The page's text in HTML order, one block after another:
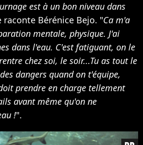
est à un bon niveau dans
raconte Bérénice Bejo. "Ca m'a
mentale, physique. J'ai
dans l'eau. C'est fatiguant, on le
chez soi, le soir...Tu as tout le
dangers quand on t'équipe,
prendre en charge tellement
avant même qu'on ne
!".